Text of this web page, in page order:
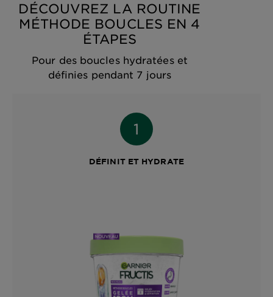
DÉCOUVREZ LA ROUTINE
MÉTHODE BOUCLES EN 4
ÉTAPES
Pour des boucles hydratées et
définies pendant 7 jours
DÉFINIT ET HYDRATE